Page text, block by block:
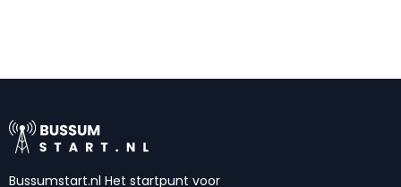
Bussumstart.nl Het startpunt voor